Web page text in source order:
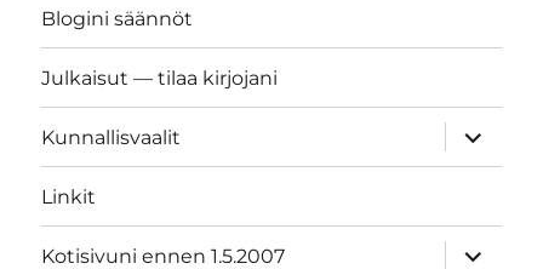
Blogini säännöt
Julkaisut — tilaa kirjojani
Kunnallisvaalit
näytä
Linkit
Kotisivuni ennen 1.5.2007
näytä